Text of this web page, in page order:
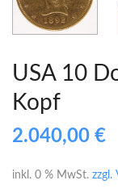
USA 10
Kopf
2.040,00 €
inkl. 0 % MwSt. zzgl.